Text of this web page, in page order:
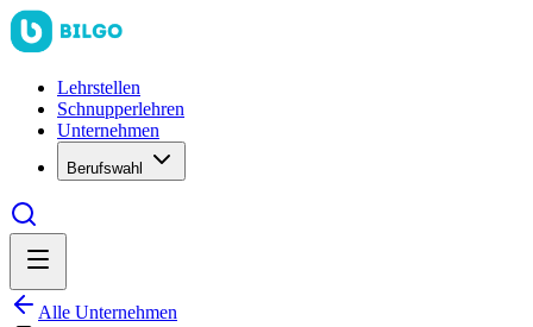
Lehrstellen
Schnupperlehren
Unternehmen
Berufswahl
Alle Unternehmen